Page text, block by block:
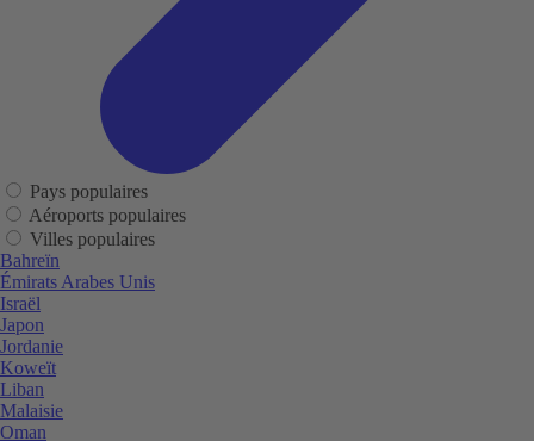
Pays populaires
Aéroports populaires
Villes populaires
Bahreïn
Émirats Arabes Unis
Israël
Japon
Jordanie
Koweït
Liban
Malaisie
Oman